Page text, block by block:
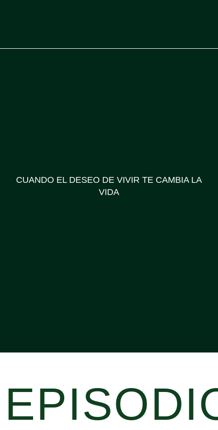
CUANDO EL DESEO DE VIVIR TE CAMBIA LA
VIDA